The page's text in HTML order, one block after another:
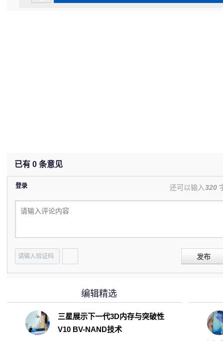
已有 0 条意见
登录 还可以输入320
发布
编辑精选
三星展示下一代3D内存与突破性
V10 BV-NAND技术